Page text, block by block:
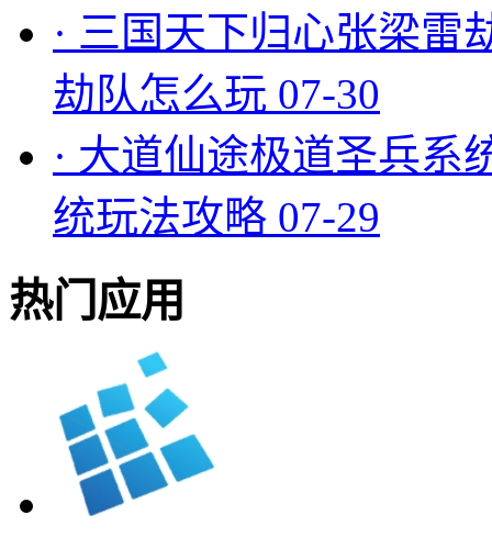
· 三国天下归心张梁雷
劫队怎么玩 07-30
· 大道仙途极道圣兵系
统玩法攻略 07-29
热门应用